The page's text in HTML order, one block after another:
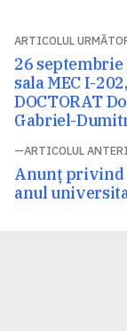
Navigare
în
articole
ARTICOLUL
Articolul
anterior:
Anunț privind
anul
ARTICOLUL
Articolul
următor:
26 septembrie
sala MEC I-
DOCTORAT
Gabriel-